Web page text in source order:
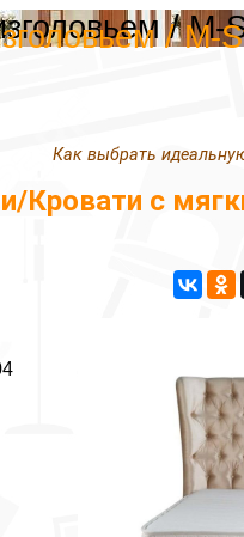
/ M-
/ M-
Как выбрать
с